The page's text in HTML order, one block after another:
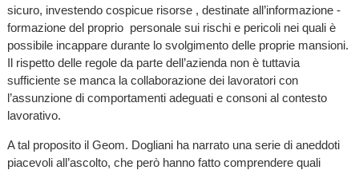
sicuro, investendo cospicue risorse , destinate all’informazione -
formazione del proprio personale sui rischi e pericoli nei quali è
possibile incappare durante lo svolgimento delle proprie mansioni.
Il rispetto delle regole da parte dell’azienda non è tuttavia
sufficiente se manca la collaborazione dei lavoratori con
l’assunzione di comportamenti adeguati e consoni al contesto
lavorativo.
A tal proposito il Geom. Dogliani ha narrato una serie di aneddoti
piacevoli all’ascolto, che però hanno fatto comprendere quali